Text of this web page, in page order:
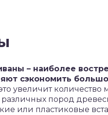
– наиболее
сэкономить
увеличит
пород
или пластиковые